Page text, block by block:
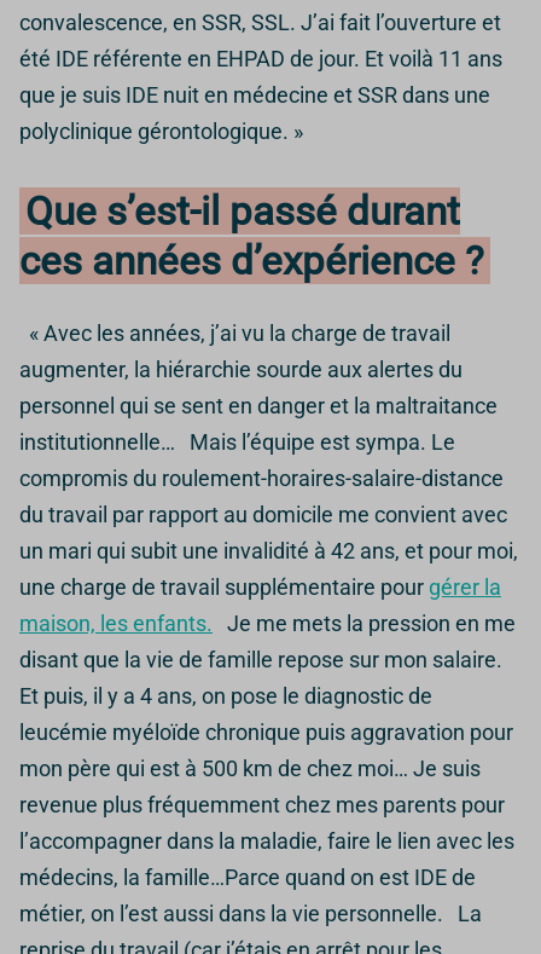
convalescence, en SSR, SSL. J’ai fait l’ouverture et
été IDE référente en EHPAD de jour. Et voilà 11 ans
que je suis IDE nuit en médecine et SSR dans une
polyclinique gérontologique. »
Que s’est-il passé durant
ces années d’expérience ?
« Avec les années, j’ai vu la charge de travail
augmenter, la hiérarchie sourde aux alertes du
personnel qui se sent en danger et la maltraitance
institutionnelle… Mais l’équipe est sympa. Le
compromis du roulement-horaires-salaire-distance
du travail par rapport au domicile me convient avec
un mari qui subit une invalidité à 42 ans, et pour moi,
une charge de travail supplémentaire pour gérer la
maison, les enfants. Je me mets la pression en me
disant que la vie de famille repose sur mon salaire.
Et puis, il y a 4 ans, on pose le diagnostic de
leucémie myéloïde chronique puis aggravation pour
mon père qui est à 500 km de chez moi… Je suis
revenue plus fréquemment chez mes parents pour
l’accompagner dans la maladie, faire le lien avec les
médecins, la famille…Parce quand on est IDE de
métier, on l’est aussi dans la vie personnelle. La